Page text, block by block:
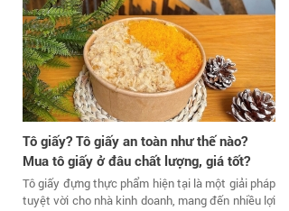
Tô giấy? Tô giấy an toàn như thế nào?
Mua tô giấy ở đâu chất lượng, giá tốt?
Tô giấy đựng thực phẩm hiện tại là một giải pháp
tuyệt vời cho nhà kinh doanh, mang đến nhiều lợi